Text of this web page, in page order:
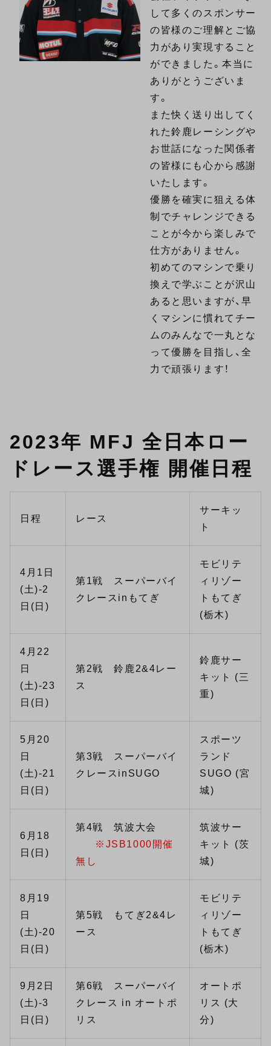
して多くのスポンサー
の皆様のご理解とご協
力があり実現すること
ができました。本当に
ありがとうございま
す。
また快く送り出してく
れた鈴鹿レーシングや
お世話になった関係者
の皆様にも心から感謝
いたします。
優勝を確実に狙える体
制でチャレンジできる
ことが今から楽しみで
仕方がありません。
初めてのマシンで乗り
換えで学ぶことが沢山
あると思いますが、早
くマシンに慣れてチー
ムのみんなで一丸とな
って優勝を目指し、全
力で頑張ります！
2023年 MFJ 全日本ロー
ドレース選手権 開催日程
日程 レース
サーキッ
ト
4月1日
(土)-2
日(日)
第1戦 スーパーバイ
クレースinもてぎ
モビリテ
ィリゾー
トもてぎ
(栃木)
4月22
日
(土)-23
日(日)
第2戦 鈴鹿2&4レー
ス
鈴鹿サー
キット (三
重)
5月20
日
(土)-21
日(日)
第3戦 スーパーバイ
クレースinSUGO
スポーツ
ランド
SUGO (宮
城)
6月18
日(日)
第4戦 筑波大会
※JSB1000開催
無し
筑波サー
キット (茨
城)
8月19
日
(土)-20
日(日)
第5戦 もてぎ2&4レ
ース
モビリテ
ィリゾー
トもてぎ
(栃木)
9月2日
(土)-3
日(日)
第6戦 スーパーバイ
クレース in オートポ
リス
オートポ
リス (大
分)